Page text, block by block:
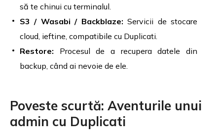
să te chinui cu terminalul.
S3 / Wasabi / Backblaze: Servicii de stocare
cloud, ieftine, compatibile cu Duplicati.
Restore: Procesul de a recupera datele din
backup, când ai nevoie de ele.
Poveste scurtă: Aventurile unui
admin cu Duplicati